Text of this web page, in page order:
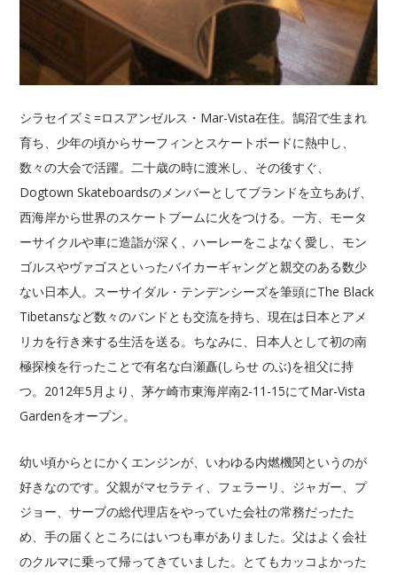
シラセイズミ=ロスアンゼルス・Mar-Vista在住。鵠沼で生まれ
育ち、少年の頃からサーフィンとスケートボードに熱中し、
数々の大会で活躍。二十歳の時に渡米し、その後すぐ、
Dogtown Skateboardsのメンバーとしてブランドを立ちあげ、
西海岸から世界のスケートブームに火をつける。一方、モータ
ーサイクルや車に造詣が深く、ハーレーをこよなく愛し、モン
ゴルスやヴァゴスといったバイカーギャングと親交のある数少
ない日本人。スーサイダル・テンデンシーズを筆頭にThe Black
Tibetansなど数々のバンドとも交流を持ち、現在は日本とアメ
リカを行き来する生活を送る。ちなみに、日本人として初の南
極探検を行ったことで有名な白瀬矗(しらせ のぶ)を祖父に持
つ。2012年5月より、茅ケ崎市東海岸南2-11-15にてMar-Vista
Gardenをオープン。
幼い頃からとにかくエンジンが、いわゆる内燃機関というのが
好きなのです。父親がマセラティ、フェラーリ、ジャガー、プ
ジョー、サーブの総代理店をやっていた会社の常務だったた
め、手の届くところにはいつも車がありました。父はよく会社
のクルマに乗って帰ってきていました。とてもカッコよかった